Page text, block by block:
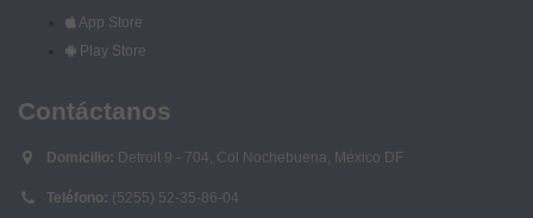
App Store
Play Store
Contáctanos
Domicilio: Detroit 9 - 704, Col Nochebuena, México DF
Teléfono: (5255) 52-35-86-04